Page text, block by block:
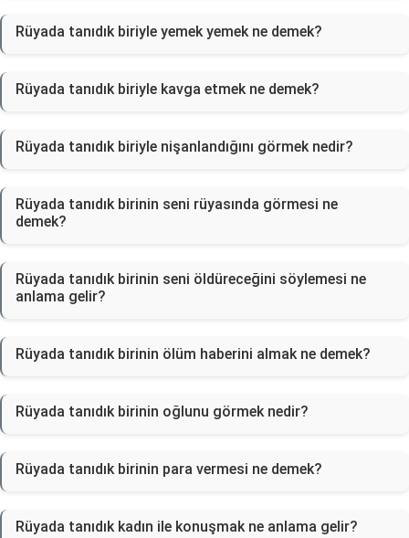
Rüyada tanıdık biriyle yemek yemek ne demek?
Rüyada tanıdık biriyle kavga etmek ne demek?
Rüyada tanıdık biriyle nişanlandığını görmek nedir?
Rüyada tanıdık birinin seni rüyasında görmesi ne
demek?
Rüyada tanıdık birinin seni öldüreceğini söylemesi ne
anlama gelir?
Rüyada tanıdık birinin ölüm haberini almak ne demek?
Rüyada tanıdık birinin oğlunu görmek nedir?
Rüyada tanıdık birinin para vermesi ne demek?
Rüyada tanıdık kadın ile konuşmak ne anlama gelir?